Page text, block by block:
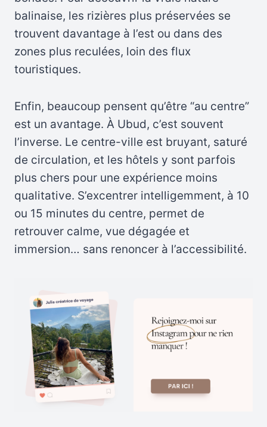
balinaise, les rizières plus préservées se
trouvent davantage à l’est ou dans des
zones plus reculées, loin des flux
touristiques.
Enfin, beaucoup pensent qu’être “au centre”
est un avantage. À Ubud, c’est souvent
l’inverse. Le centre-ville est bruyant, saturé
de circulation, et les hôtels y sont parfois
plus chers pour une expérience moins
qualitative. S’excentrer intelligemment, à 10
ou 15 minutes du centre, permet de
retrouver calme, vue dégagée et
immersion… sans renoncer à l’accessibilité.